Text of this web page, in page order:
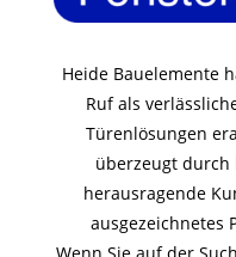
Heide Bauelemente
Ruf als
Türenlösungen
überzeugt durch
herausragende
ausgezeichnetes
Wenn Sie auf der